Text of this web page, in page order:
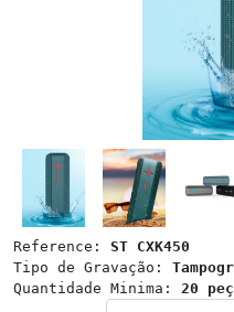
Reference: ST CXK450
Tipo de Gravação:
Quantidade Minima: 20